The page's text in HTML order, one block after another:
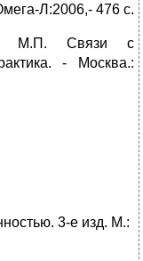
Л:2006,- 476 с.
М.П. Связи с
- Москва.:
3-е изд. М.: